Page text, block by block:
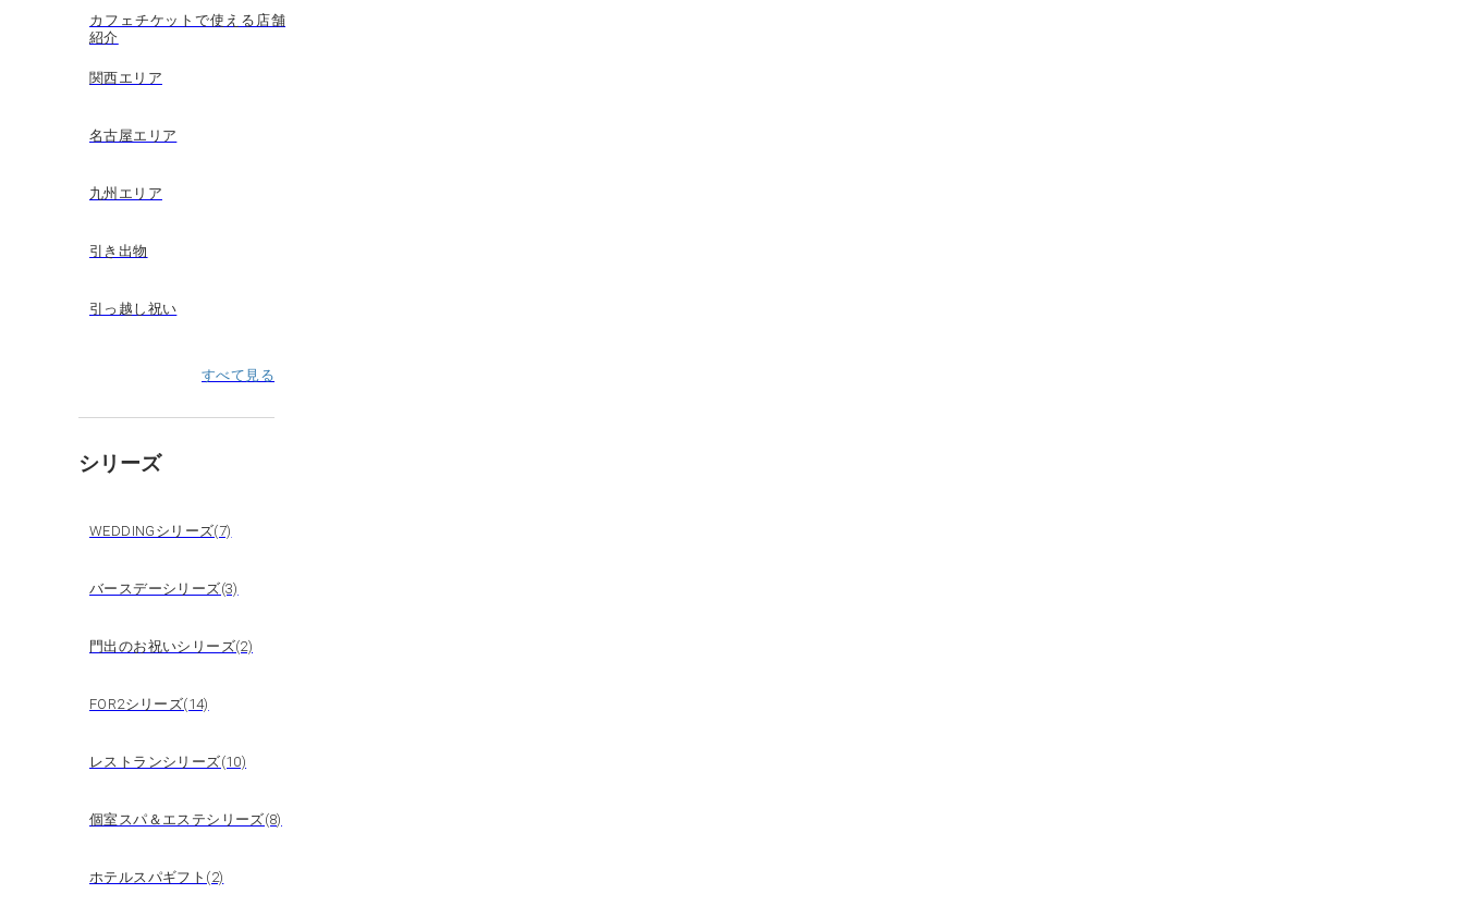
カフェチケットで使える店舗
紹介
関西エリア
名古屋エリア
九州エリア
引き出物
引っ越し祝い
すべて見る
シリーズ
WEDDINGシリーズ(7)
バースデーシリーズ(3)
門出のお祝いシリーズ(2)
FOR2シリーズ(14)
レストランシリーズ(10)
個室スパ＆エステシリーズ(8)
ホテルスパギフト(2)